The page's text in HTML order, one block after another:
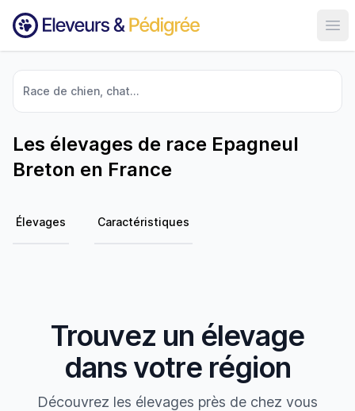
Race de chien, chat...
Les élevages de race Epagneul
Breton en France
Élevages Caractéristiques
Trouvez un élevage
dans votre région
Découvrez les élevages près de chez vous